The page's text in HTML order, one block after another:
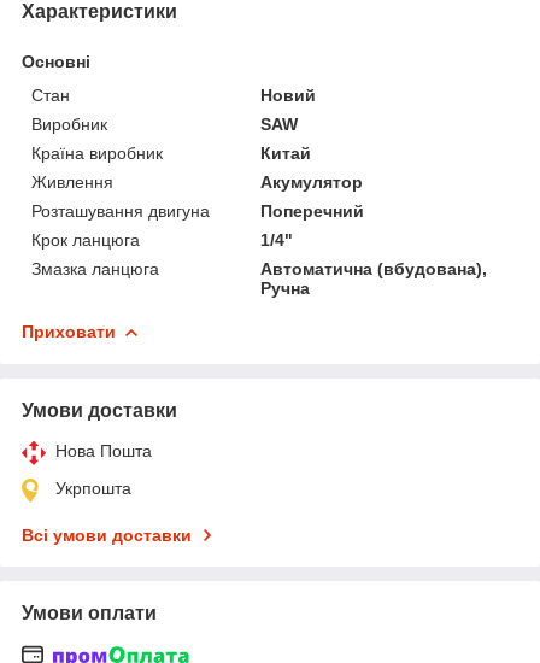
Характеристики
Основні
Стан
Новий
Виробник
SAW
Країна виробник
Китай
Живлення
Акумулятор
Розташування двигуна
Поперечний
Крок ланцюга
1/4"
Змазка ланцюга
Автоматична (вбудована),
Ручна
Приховати
Умови доставки
Нова Пошта
Укрпошта
Всі умови доставки
Умови оплати